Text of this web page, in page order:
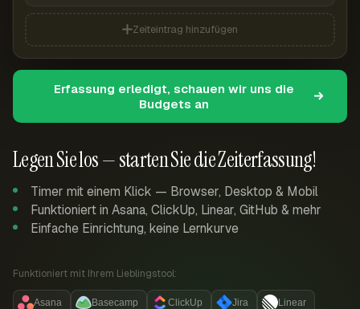
Legen Sie los — starten Sie die Zeiterfassung!
Timer mit einem Klick — Browser, Desktop & Mobil
Funktioniert in Asana, ClickUp, Linear, GitHub & mehr
Einfache Einrichtung, keine Lernkurve
Funktioniert mit Ihrem Lieblingstool:
Asana Basecamp ClickUp Jira Linear
Zeiteintrag hinzufügen
Erfassung erledigt, schauen wir uns die
Budgets an